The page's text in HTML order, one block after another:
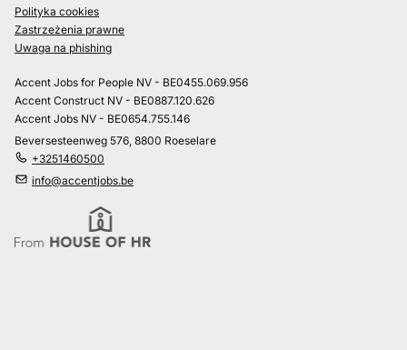
Polityka cookies
Zastrzeżenia prawne
Uwaga na phishing
Accent Jobs for People NV - BE0455.069.956
Accent Construct NV - BE0887.120.626
Accent Jobs NV - BE0654.755.146
Beversesteenweg 576, 8800 Roeselare
+3251460500
info@accentjobs.be